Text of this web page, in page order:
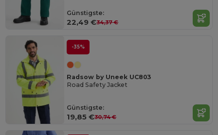
Günstigste:
22,49 €34,37 €
-35%
Radsow by Uneek UC803
Road Safety Jacket
Günstigste:
19,85 €30,74 €